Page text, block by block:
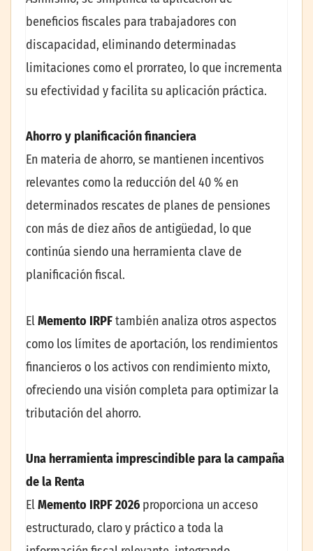
beneficios fiscales para trabajadores con
discapacidad, eliminando determinadas
limitaciones como el prorrateo, lo que incrementa
su efectividad y facilita su aplicación práctica.
Ahorro y planificación financiera
En materia de ahorro, se mantienen incentivos
relevantes como la reducción del 40 % en
determinados rescates de planes de pensiones
con más de diez años de antigüedad, lo que
continúa siendo una herramienta clave de
planificación fiscal.
ElMemento IRPFtambién analiza otros aspectos
como los límites de aportación, los rendimientos
financieros o los activos con rendimiento mixto,
ofreciendo una visión completa para optimizar la
tributación del ahorro.
Una herramienta imprescindible para la campaña
de la Renta
ElMemento IRPF 2026 proporciona un acceso
estructurado, claro y práctico a toda la